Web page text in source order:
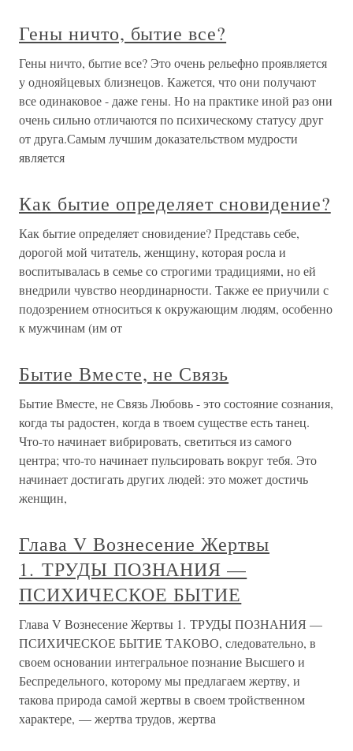
Гены ничто, бытие все?
Гены ничто, бытие все? Это очень рельефно проявляется
у однояйцевых близнецов. Кажется, что они получают
все одинаковое - даже гены. Но на практике иной раз они
очень сильно отличаются по психическому статусу друг
от друга.Самым лучшим доказательством мудрости
является
Как бытие определяет сновидение?
Как бытие определяет сновидение? Представь себе,
дорогой мой читатель, женщину, которая росла и
воспитывалась в семье со строгими традициями, но ей
внедрили чувство неординарности. Также ее приучили с
подозрением относиться к окружающим людям, особенно
к мужчинам (им от
Бытие Вместе, не Связь
Бытие Вместе, не Связь Любовь - это состояние сознания,
когда ты радостен, когда в твоем существе есть танец.
Что-то начинает вибрировать, светиться из самого
центра; что-то начинает пульсировать вокруг тебя. Это
начинает достигать других людей: это может достичь
женщин,
Глава V Вознесение Жертвы
1. ТРУДЫ ПОЗНАНИЯ —
ПСИХИЧЕСКОЕ БЫТИЕ
Глава V Вознесение Жертвы 1. ТРУДЫ ПОЗНАНИЯ —
ПСИХИЧЕСКОЕ БЫТИЕ TАКОВО, следовательно, в
своем основании интегральное познание Высшего и
Беспредельного, которому мы предлагаем жертву, и
такова природа самой жертвы в своем тройственном
характере, — жертва трудов, жертва